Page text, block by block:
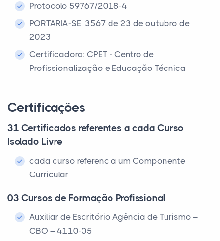
Protocolo 59767/2018-4
PORTARIA-SEI 3567 de 23 de outubro de
2023
Certificadora: CPET - Centro de
Profissionalização e Educação Técnica
Certificações
31 Certificados referentes a cada Curso
Isolado Livre
cada curso referencia um Componente
Curricular
03 Cursos de Formação Profissional
Auxiliar de Escritório Agência de Turismo –
CBO – 4110-05